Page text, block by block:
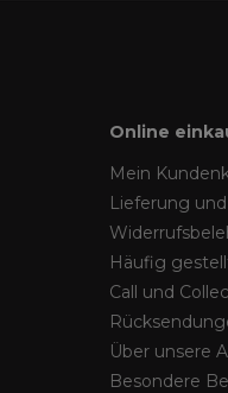
Online
Mein
Lieferung
Häufig
Call und
Über unsere
Besondere